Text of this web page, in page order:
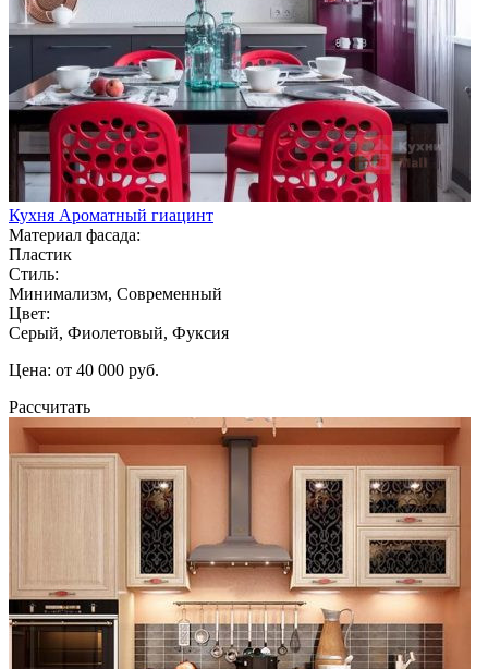
Кухня Ароматный гиацинт
Материал фасада:
Пластик
Стиль:
Минимализм, Современный
Цвет:
Серый, Фиолетовый, Фуксия
Цена: от 40 000 руб.
Рассчитать